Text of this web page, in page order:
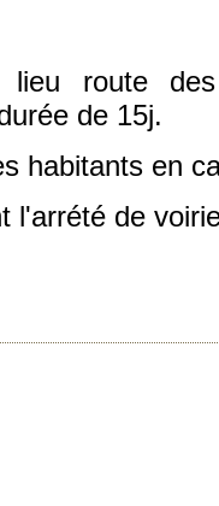
lieu route
de 15j.
habitants en
l'arrété de